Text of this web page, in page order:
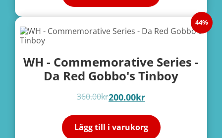
44%
WH - Commemorative Series -
Da Red Gobbo's Tinboy
360.00kr200.00kr
Lägg till i varukorg